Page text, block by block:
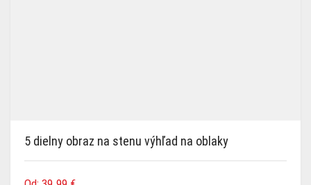
5 dielny obraz na stenu výhľad na oblaky